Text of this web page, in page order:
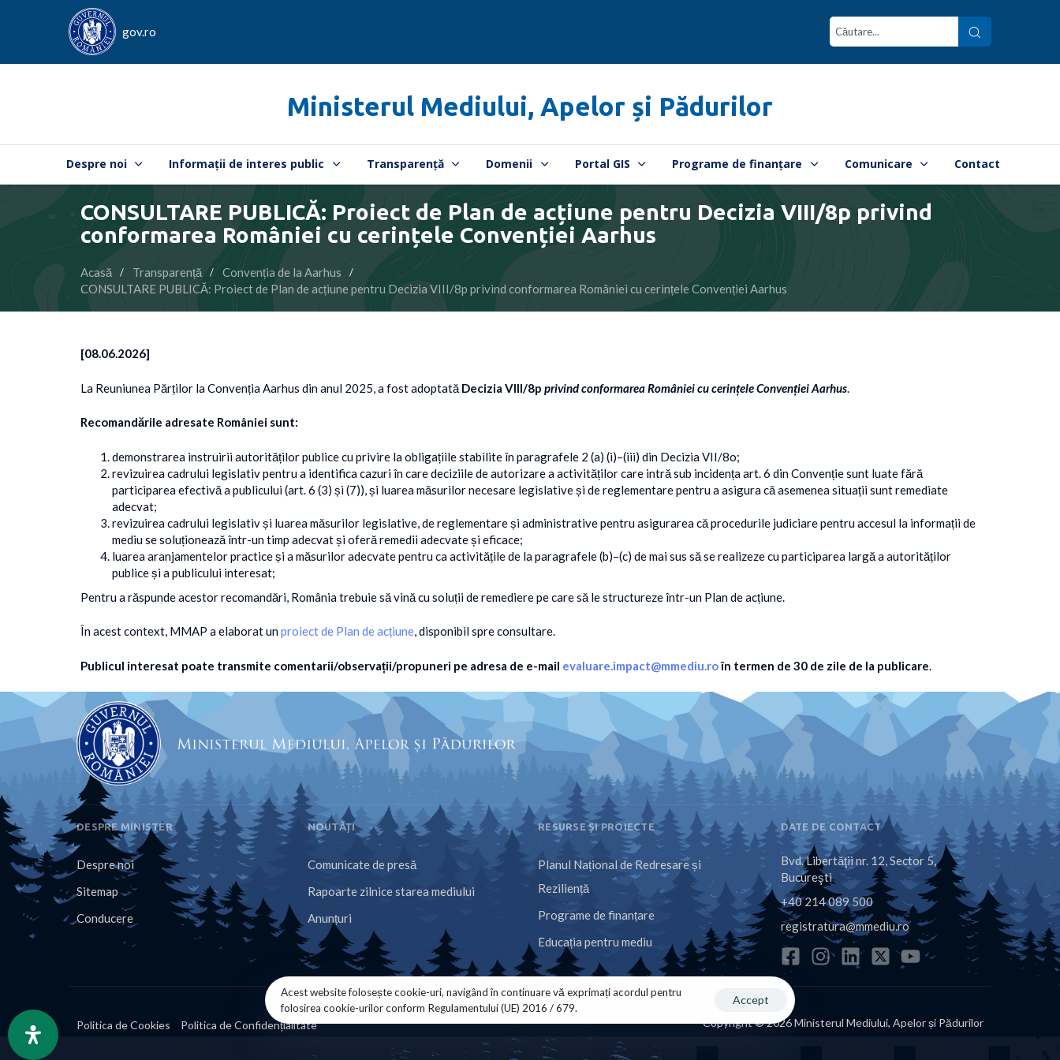
gov.ro
Ministerul Mediului, Apelor și Pădurilor
Despre noi Informații de interes public Transparență Domenii Portal GIS Programe de finanțare Comunicare Contact
CONSULTARE PUBLICĂ: Proiect de Plan de acțiune pentru Decizia VIII/8p privind
conformarea României cu cerințele Convenției Aarhus
Acasă Transparență
Convenția de la Aarhus
CONSULTARE PUBLICĂ: Proiect de Plan de acțiune pentru Decizia VIII/8p privind conformarea României cu cerințele Convenției Aarhus
[08.06.2026]
La Reuniunea Părților la Convenția Aarhus din anul 2025, a fost adoptată Decizia VIII/8p privind conformarea României cu cerințele Convenției Aarhus
Recomandările adresate României sunt:
demonstrarea instruirii autorităților publice cu privire la obligațiile stabilite în paragrafele 2 (a) (i)–(iii) din Decizia VII/8o;
revizuirea cadrului legislativ pentru a identifica cazuri în care deciziile de autorizare a activităților care intră sub incidența art. 6 din Convenție sunt luate fără
participarea efectivă a publicului (art. 6 (3) și (7)), și luarea măsurilor necesare legislative și de reglementare pentru a asigura că asemenea situații sunt remediate
adecvat;
revizuirea cadrului legislativ și luarea măsurilor legislative, de reglementare și administrative pentru asigurarea că procedurile judiciare pentru accesul la informații de
mediu se soluționează într-un timp adecvat și oferă remedii adecvate și eficace;
luarea aranjamentelor practice și a măsurilor adecvate pentru ca activitățile de la paragrafele (b)–(c) de mai sus să se realizeze cu participarea largă a autorităților
publice și a publicului interesat;
Pentru a răspunde acestor recomandări, România trebuie să vină cu soluții de remediere pe care să le structureze într-un Plan de acțiune.
În acest context, MMAP a elaborat unproiect de Plan de acțiune, disponibil spre consultare.
Publicul interesat poate transmite comentarii/observații/propuneri pe adresa de e-mail evaluare.impact@mmediu.roîn termen de 30 de zile de la publicare
DESPRE MINISTER
Despre noi
Sitemap
Conducere
NOUTĂȚI
Comunicate de presă
Rapoarte zilnice starea mediului
Anunțuri
RESURSE ȘI PROIECTE
Planul Național de Redresare și
Reziliență
Programe de finanțare
Educația pentru mediu
DATE DE CONTACT
Bvd. Libertăţii nr. 12, Sector 5,
Bucureşti
+40 214 089 500
registratura@mmediu.ro
Politica de Cookies Politica de Confidențialitate Copyright © 2026 Ministerul Mediului, Apelor și Pădurilor
Acest website folosește cookie-uri, navigând în continuare vă exprimați acordul pentru
folosirea cookie-urilor conform Regulamentului (UE) 2016 / 679.
Accept